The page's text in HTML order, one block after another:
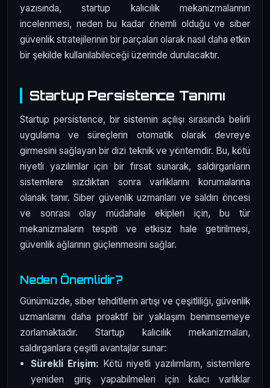
yazısında, startup kalıcılık mekanizmalarının
incelenmesi, neden bu kadar önemli olduğu ve siber
güvenlik stratejilerinin bir parçaları olarak nasıl daha etkin
bir şekilde kullanılabileceği üzerinde durulacaktır.
Startup Persistence Tanımı
Startup persistence, bir sistemin açılışı sırasında belirli
uygulama ve süreçlerin otomatik olarak devreye
girmesini sağlayan bir dizi teknik ve yöntemdir. Bu, kötü
niyetli yazılımlar için bir fırsat sunarak, saldırganların
sistemlere sızdıktan sonra varlıklarını korumalarına
olanak tanır. Siber güvenlik uzmanları ve saldırı öncesi
ve sonrası olay müdahale ekipleri için, bu tür
mekanizmaların tespiti ve etkisiz hale getirilmesi,
güvenlik ağlarının güçlenmesini sağlar.
Neden Önemlidir?
Günümüzde, siber tehditlerin artışı ve çeşitliliği, güvenlik
uzmanlarını daha proaktif bir yaklaşım benimsemeye
zorlamaktadır. Startup kalıcılık mekanizmaları,
saldırganlara çeşitli avantajlar sunar:
Sürekli Erişim: Kötü niyetli yazılımların, sistemlere
yeniden giriş yapabilmeleri için kalıcı varlıklar